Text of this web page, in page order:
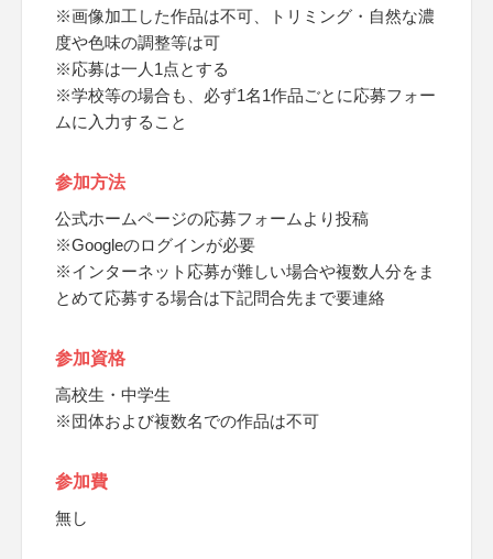
※画像加工した作品は不可、トリミング・自然な濃
度や色味の調整等は可
※応募は一人1点とする
※学校等の場合も、必ず1名1作品ごとに応募フォー
ムに入力すること
参加方法
公式ホームページの応募フォームより投稿
※Googleのログインが必要
※インターネット応募が難しい場合や複数人分をま
とめて応募する場合は下記問合先まで要連絡
参加資格
高校生・中学生
※団体および複数名での作品は不可
参加費
無し